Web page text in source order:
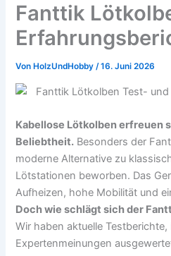
Fanttik
Von HolzUndHobby/16. Juni 2026
Kabellose Lötkolben erfreuen
Beliebtheit. Besonders der
moderne Alternative zu
Lötstationen beworben. Das
Aufheizen, hohe Mobilität und
Doch wie schlägt sich der
Wir haben aktuelle
Expertenmeinungen